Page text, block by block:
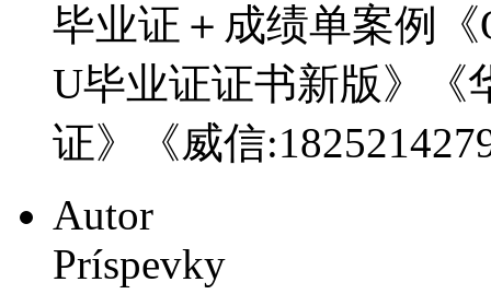
毕业证＋成绩单案例《
U毕业证证书新版》《
证》《威信
Autor
Príspevky